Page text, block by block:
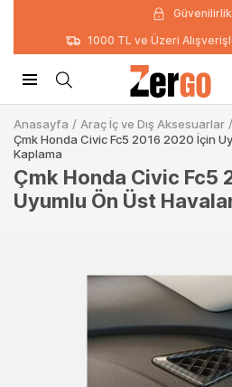
Güvenilirlik
1000 TL ve Üzeri
Anasayfa / Araç İç ve Dış Aksesuarlar /
Çmk Honda Civic Fc5 2016 2020 İçin
Kaplama
Çmk Honda Civic Fc5
Uyumlu Ön Üst